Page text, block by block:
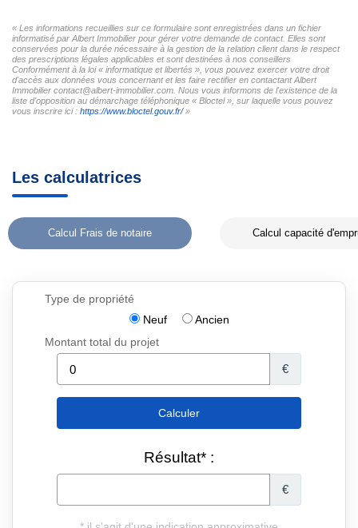
« Les informations recueillies sur ce formulaire sont enregistrées dans un fichier
informatisé par Albert Immobilier pour gérer votre demande de contact. Elles sont
conservées pour la durée nécessaire à la gestion de la relation client dans le respect
des prescriptions légales applicables et sont destinées à nos conseillers
Conformément à la loi « informatique et libertés », vous pouvez exercer votre droit
d'accès aux données vous concernant et les faire rectifier en contactant Albert
Immobilier contact@albert-immobilier.com. Nous vous informons de l'existence de la
liste d'opposition au démarchage téléphonique « Bloctel », sur laquelle vous pouvez
vous inscrire ici : https://www.bloctel.gouv.fr/»
Les calculatrices
Calcul Frais de notaire Calcul capacité